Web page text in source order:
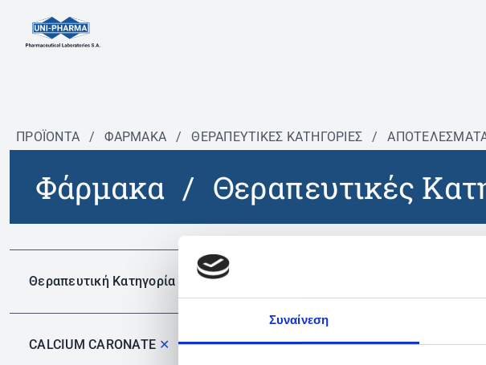
Συναίνεση
ΠΡΟΪΟΝΤΑ / ΦΆΡΜΑΚΑ / ΘΕΡΑΠΕΥΤΙΚΈΣ ΚΑΤΗΓΟΡΊΕΣ /
Φάρμακα / Θεραπευτικές
Θεραπευτική Κατηγορία
CALCIUM CARONATE ✕
Δεν